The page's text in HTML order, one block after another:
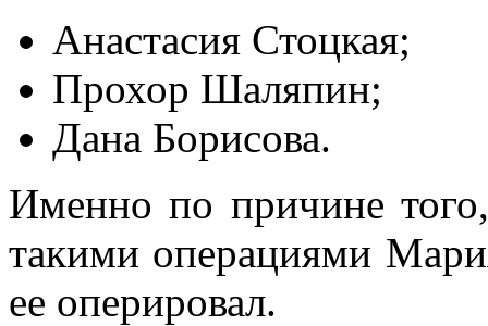
Анастасия Стоцкая;
Прохор Шаляпин;
Дана Борисова.
Именно по причине
такими операциями
ее оперировал.